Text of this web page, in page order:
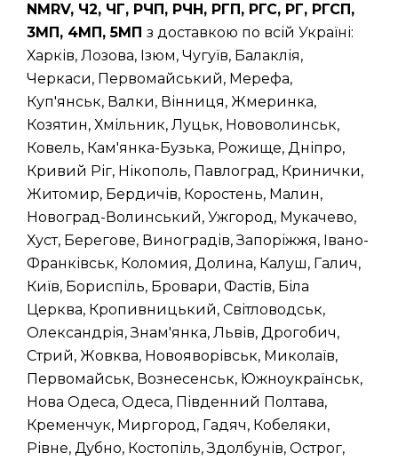
NMRV, Ч2, ЧГ, РЧП, РЧН, РГП, РГС, РГ, РГСП,
3МП, 4МП, 5МП з доставкою по всій Україні:
Харків, Лозова, Ізюм, Чугуїв, Балаклія,
Черкаси, Первомайський, Мерефа,
Куп'янськ, Валки, Вінниця, Жмеринка,
Козятин, Хмільник, Луцьк, Нововолинськ,
Ковель, Кам'янка-Бузька, Рожище, Дніпро,
Кривий Ріг, Нікополь, Павлоград, Кринички,
Житомир, Бердичів, Коростень, Малин,
Новоград-Волинський, Ужгород, Мукачево,
Хуст, Берегове, Виноградів, Запоріжжя, Івано-
Франківськ, Коломия, Долина, Калуш, Галич,
Київ, Бориспіль, Бровари, Фастів, Біла
Церква, Кропивницький, Світловодськ,
Олександрія, Знам'янка, Львів, Дрогобич,
Стрий, Жовква, Новояворівськ, Миколаїв,
Первомайськ, Вознесенськ, Южноукраїнськ,
Нова Одеса, Одеса, Південний Полтава,
Кременчук, Миргород, Гадяч, Кобеляки,
Рівне, Дубно, Костопіль, Здолбунів, Острог,